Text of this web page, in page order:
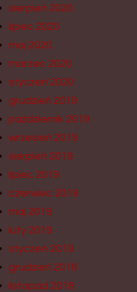
sierpień 2020
lipiec 2020
maj 2020
marzec 2020
styczeń 2020
grudzień 2019
październik 2019
wrzesień 2019
sierpień 2019
lipiec 2019
czerwiec 2019
maj 2019
luty 2019
styczeń 2019
grudzień 2018
listopad 2018